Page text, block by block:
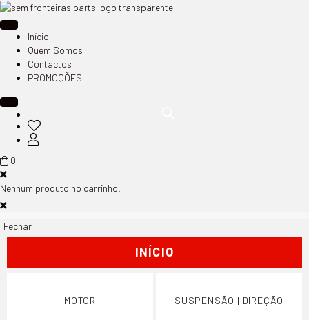
Início
Quem Somos
Contactos
PROMOÇÕES
0
Nenhum produto no carrinho.
Fechar
INÍCIO
MOTOR SUSPENSÃO | DIREÇÃO